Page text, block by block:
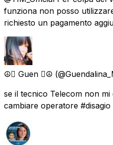
funziona non posso
richiesto un pagamento
☮️ Guen ☮️
se il tecnico Telecom non
cambiare operatore #disagio